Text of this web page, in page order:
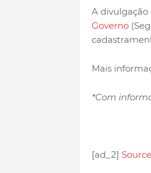
A divulgação
Governo
Mais
*Com
[ad_2]